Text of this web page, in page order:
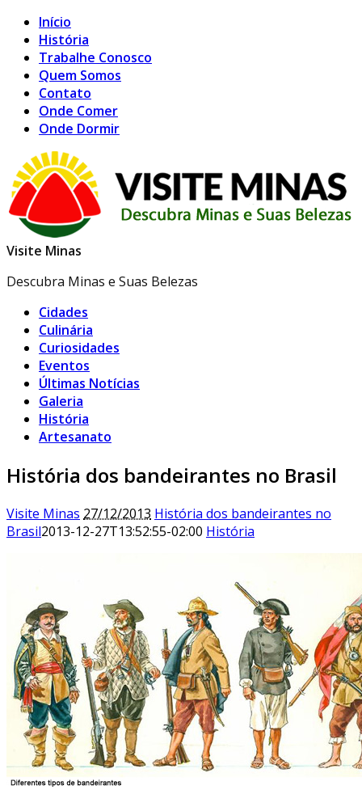
Início
História
Trabalhe Conosco
Quem Somos
Contato
Onde Comer
Onde Dormir
Visite Minas
Descubra Minas e Suas Belezas
Cidades
Culinária
Curiosidades
Eventos
Últimas Notícias
Galeria
História
Artesanato
História dos bandeirantes no Brasil
Visite Minas 27/12/2013 História dos bandeirantes no
Brasil2013-12-27T13:52:55-02:00 História